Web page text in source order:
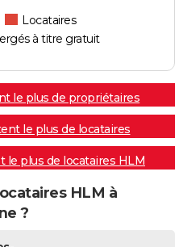
Locataires
à titre gratuit
le plus de propriétaires
le plus de locataires
le plus de locataires HLM
HLM à
?